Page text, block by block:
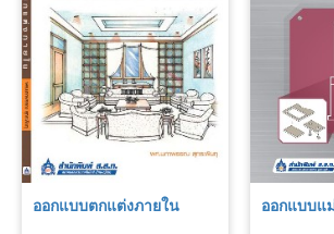
ออกแบบตกแต่งภายใน ออกแบบแ